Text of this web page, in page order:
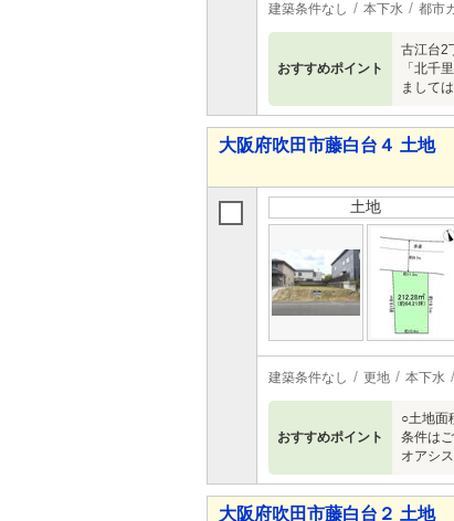
建築条件なし 本下水 都市
おすすめポイント
古江台2
「北千
まして
大阪府吹田市藤白台４ 土地
土地
建築条件なし 更地 本下水
おすすめポイント
○土地面
条件は
オアシ
大阪府吹田市藤白台２ 土地